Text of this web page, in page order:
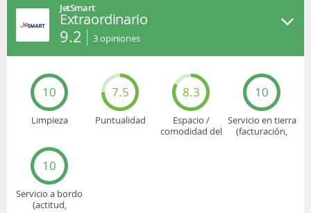
JetSmart
Extraordinario
9.2 3opiniones
10
Limpieza
7.5
Puntualidad
8.3
Espacio /
comodidad del
10
Servicio en tierra
(facturación,
10
Servicio a bordo
(actitud,